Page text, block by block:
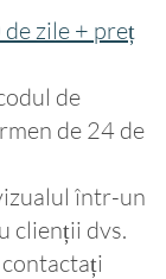
zile + preț
de
de 24 de
într-un
clienții dvs.
contactați